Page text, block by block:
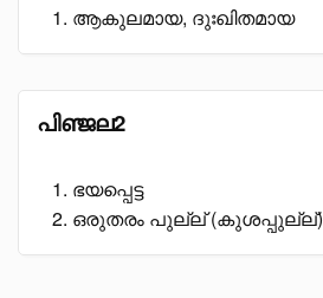
ആകുലമായ, ദുഃഖിതമായ
പിഞ്ജല2
ഭയപ്പെട്ട
ഒരുതരം പുല്ല് (കുശപ്പുല്ല്)